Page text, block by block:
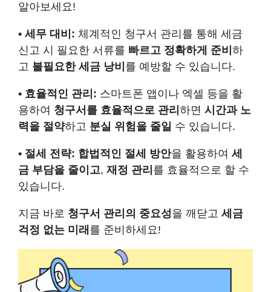
알아보세요!
• 세무 대비: 체계적인 청구서 관리를 통해 세금
신고 시 필요한 서류를 빠르고 정확하게 준비 하
고 불필요한 세금 낭비 를 예방할 수 있습니다.
• 효율적인 관리: 스마트폰 앱이나 엑셀 등을 활
용하여 청구서를 효율적으로 관리 하면 시간과 노
력을 절약하고 분실 위험을 줄일 수 있습니다.
• 절세 전략: 합법적인 절세 방안을 활용하여 세
금 부담을 줄이고, 재정 관리 를 효율적으로 할 수
있습니다.
지금 바로 청구서 관리의 중요성을 깨닫고 세금
걱정 없는 미래 를 준비하세요!